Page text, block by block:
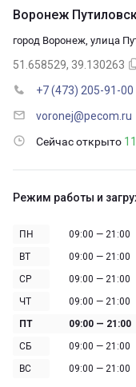
Воронеж
город Воронеж, улица
51.658529, 39.130263
+7 (473) 205-91-00
voronej@pecom.ru
Сейчас открыто
Режим работы и
ПН
09:00 — 21:00
ВТ
09:00 — 21:00
СР
09:00 — 21:00
ЧТ
09:00 — 21:00
ПТ
09:00 — 21:00
СБ
09:00 — 21:00
ВС
09:00 — 21:00